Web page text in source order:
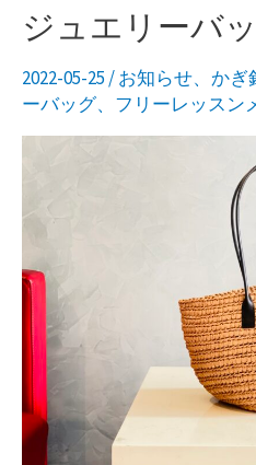
「ペ
リ
ー
で
ュ
エ
リ
ー
バ
ジュエリーバ
2022-05-25/お知らせ、 かぎ
ーバッグ、 フリーレッスン